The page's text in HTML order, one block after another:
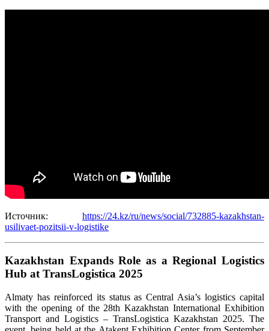
Источник: https://24.kz/ru/news/social/732885-kazakhstan-
usilivaet-pozitsii-v-logistike
Kazakhstan Expands Role as a Regional Logistics
Hub at TransLogistica 2025
Almaty has reinforced its status as Central Asia’s logistics capital
with the opening of the 28th Kazakhstan International Exhibition
Transport and Logistics – TransLogistica Kazakhstan 2025. The